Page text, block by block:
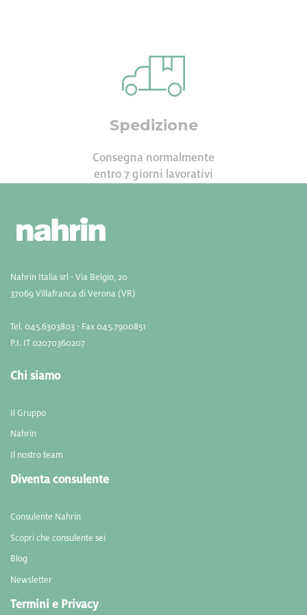
Spedizione
Consegna normalmente
entro 7 giorni lavorativi
Nahrin Italia srl - Via Belgio, 20
37069 Villafranca di Verona (VR)
Tel. 045.6303803 - Fax 045.7900851
P.I. IT 02070360207
Chi siamo
Il Gruppo
Nahrin
Il nostro team
Diventa consulente
Consulente Nahrin
Scopri che consulente sei
Blog
Newsletter
Termini e Privacy